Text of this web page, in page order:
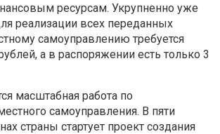
ресурсам. Укрупненно уже
реализации всех переданных
самоуправлению требуется
а в распоряжении есть только 3
масштабная работа по
самоуправления. В пяти
страны стартует проект создания